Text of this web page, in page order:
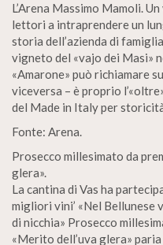
L’Arena Massimo Mamoli.
lettori a intraprendere un
storia dell’azienda di
vigneto del «vajo dei Masi»
«Amarone» può richiamare
viceversa – è proprio
del Made in Italy per
Fonte: Arena.
Prosecco millesimato da
glera».
La cantina di Vas ha
migliori vini’ «Nel Bellunese
di nicchia» Prosecco
«Merito dell’uva glera»